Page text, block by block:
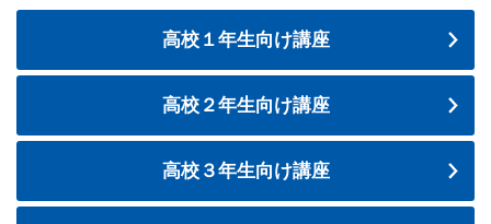
高校１年生向け講座
高校２年生向け講座
高校３年生向け講座